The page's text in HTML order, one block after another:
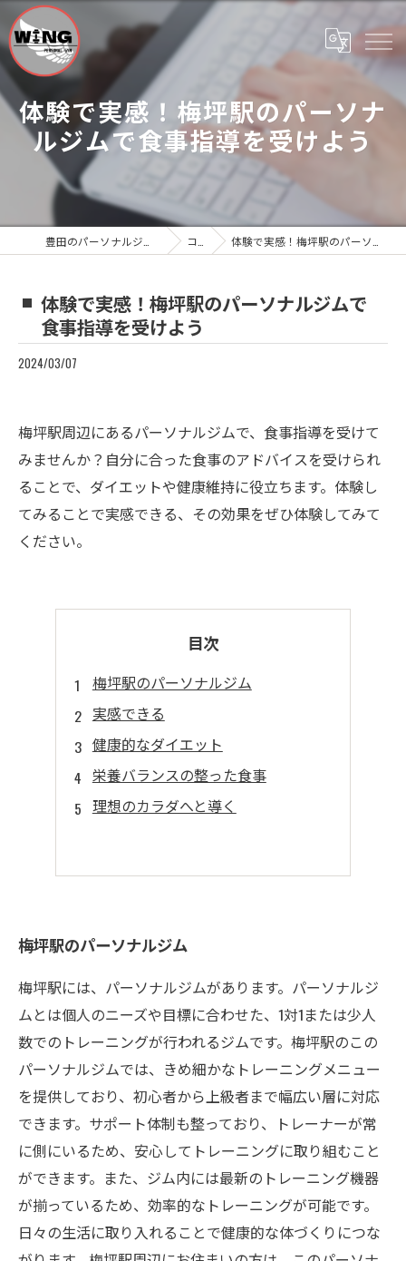
体験で実感！梅坪駅のパーソナ
ルジムで食事指導を受けよう
コラム 体験で実感！梅坪駅のパーソナルジムで食事指導を受けよう
体験で実感！梅坪駅のパーソナルジムで
食事指導を受けよう
2024/03/07
梅坪駅周辺にあるパーソナルジムで、食事指導を受けて
みませんか？自分に合った食事のアドバイスを受けられ
ることで、ダイエットや健康維持に役立ちます。体験し
てみることで実感できる、その効果をぜひ体験してみて
ください。
目次
梅坪駅のパーソナルジム
実感できる
健康的なダイエット
栄養バランスの整った食事
理想のカラダへと導く
梅坪駅のパーソナルジム
梅坪駅には、パーソナルジムがあります。パーソナルジ
ムとは個人のニーズや目標に合わせた、1対1または少人
数でのトレーニングが行われるジムです。梅坪駅のこの
パーソナルジムでは、きめ細かなトレーニングメニュー
を提供しており、初心者から上級者まで幅広い層に対応
できます。サポート体制も整っており、トレーナーが常
に側にいるため、安心してトレーニングに取り組むこと
ができます。また、ジム内には最新のトレーニング機器
が揃っているため、効率的なトレーニングが可能です。
日々の生活に取り入れることで健康的な体づくりにつな